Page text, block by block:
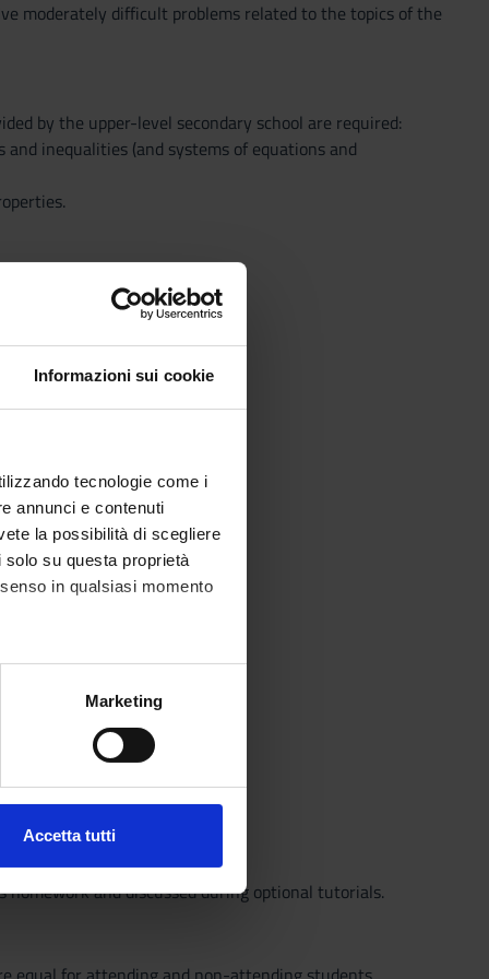
Informazioni sui cookie
tecnologie come i
annunci e contenuti
la possibilità di scegliere
su questa proprietà
in qualsiasi momento
metro,Marketing
Accetta tutti
moderately difficult problems related to the topics of the
by the upper-level secondary school are required:
inequalities (and systems of equations and
graphical modes.
sentences.
and discussed during optional tutorials.